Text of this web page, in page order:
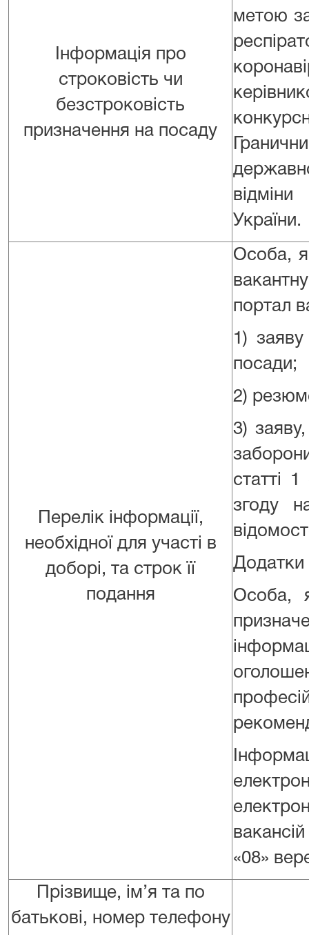
Інформація про
строковість чи
безстроковість
призначення на посаду
метою
України.
Перелік інформації,
необхідної для участі в
доборі, та строк її
подання
Особа,
портал
1)
посади;
2)
3)
статті
згоду
Додатки
Особа,
«08»
Прізвище, ім’я та по
батькові, номер телефону